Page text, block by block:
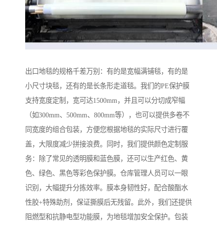
出口地毯的规格千差万别：有的是宽幅满铺毯，有的是
小尺寸块毯，还有的是长条形走道毯。我们的PE保护膜
支持宽度定制，宽可达1500mm，并且可以分切成窄幅
（如300mm、500mm、800mm等），也可以提供多卷不
同宽度的组合包装，方便您根据地毯的实际尺寸进行覆
盖，大限度减少拼接浪费。同时，我们提供颜色定制服
务：除了常见的透明膜和蓝色膜，还可以生产红色、黄
色、绿色、黑色等彩色保护膜。仓库管理人员可以一眼
识别，大幅提升分拣效率。膜本身韧性好，配合酸酯水
性胶+特殊助剂，保证撕膜后无残留。此外，我们还提供
阻燃型和抗静电型功能膜，为地毯增加安全保护。包装